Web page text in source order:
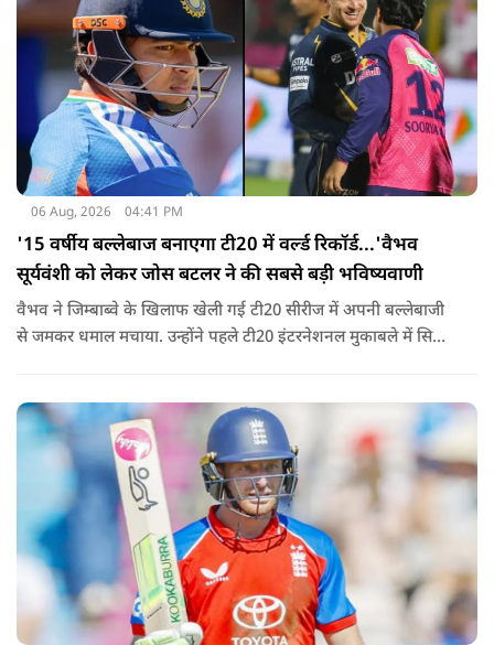
06 Aug, 2026 04:41 PM
'15 वर्षीय बल्लेबाज बनाएगा टी20 में वर्ल्ड रिकॉर्ड...'वैभव
सूर्यवंशी को लेकर जोस बटलर ने की सबसे बड़ी भविष्यवाणी
वैभव ने जिम्बाब्वे के खिलाफ खेली गई टी20 सीरीज में अपनी बल्लेबाजी
से जमकर धमाल मचाया. उन्होंने पहले टी20 इंटरनेशनल मुकाबले में सिर्फ